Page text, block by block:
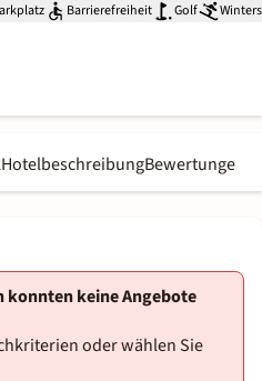
Barrierefreiheit Golf
HotelbeschreibungBewertungen
konnten keine Angebote
oder wählen Sie